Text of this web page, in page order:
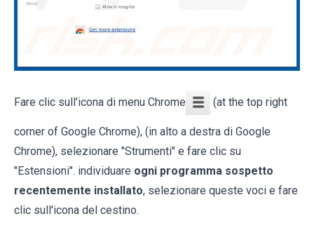
Fare clic sull'icona di menu Chrome (at the top right
corner of Google Chrome), (in alto a destra di Google
Chrome), selezionare "Strumenti" e fare clic su
"Estensioni". individuare ogni programma sospetto
recentemente installato, selezionare queste voci e fare
clic sull'icona del cestino.